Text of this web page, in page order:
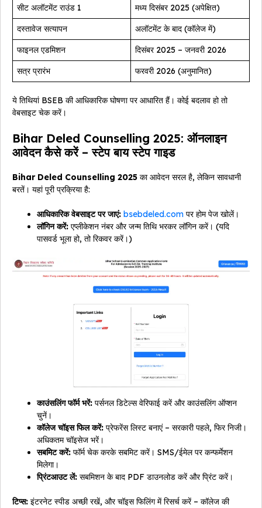
सीट अलॉटमेंट राउंड 1
मध्य दिसंबर 2025 (अपेक्षित)
दस्तावेज सत्यापन
अलॉटमेंट के बाद (कॉलेज में)
फाइनल एडमिशन
दिसंबर 2025 – जनवरी 2026
सत्र प्रारंभ
फरवरी 2026 (अनुमानित)
ये तिथियां BSEB की आधिकारिक घोषणा पर आधारित हैं। कोई बदलाव हो तो
वेबसाइट चेक करें।
Bihar Deled Counselling 2025: ऑनलाइन
आवेदन कैसे करें – स्टेप बाय स्टेप गाइड
Bihar Deled Counselling 2025 का आवेदन सरल है, लेकिन सावधानी
बरतें। यहां पूरी प्रक्रिया है:
आधिकारिक वेबसाइट पर जाएं: bsebdeled.com पर होम पेज खोलें।
लॉगिन करें: एप्लीकेशन नंबर और जन्म तिथि भरकर लॉगिन करें। (यदि
पासवर्ड भूला हो, तो रिकवर करें।)
काउंसलिंग फॉर्म भरें: पर्सनल डिटेल्स वेरिफाई करें और काउंसलिंग ऑप्शन
चुनें।
कॉलेज चॉइस फिल करें: प्रेफरेंस लिस्ट बनाएं – सरकारी पहले, फिर निजी।
अधिकतम चॉइसेज भरें।
सबमिट करें: फॉर्म चेक करके सबमिट करें। SMS/ईमेल पर कन्फर्मेशन
मिलेगा।
प्रिंटआउट लें: सबमिशन के बाद PDF डाउनलोड करें और प्रिंट करें।
टिप्स: इंटरनेट स्पीड अच्छी रखें, और चॉइस फिलिंग में रिसर्च करें – कॉलेज की